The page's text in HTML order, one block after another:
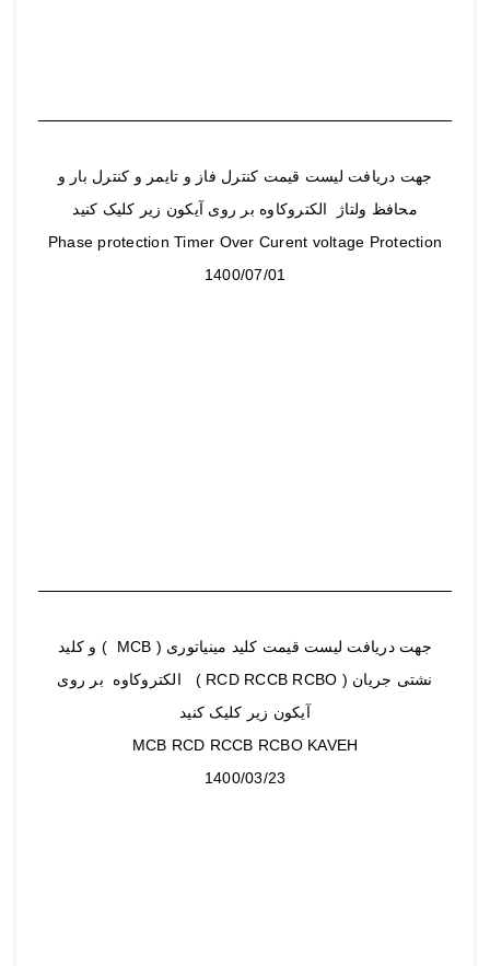
جهت دریافت لیست قیمت کنترل فاز و تایمر و کنترل بار و
محافظ ولتاژ الکتروکاوه بر روی آیکون زیر کلیک کنید
Phase protection Timer Over Curent voltage Protection
1400/07/01
جهت دریافت لیست قیمت کلید مینیاتوری ( MCB ) و کلید
نشتی جریان ( RCD RCCB RCBO ) الکتروکاوه بر روی
آیکون زیر کلیک کنید
MCB RCD RCCB RCBO KAVEH
1400/03/23